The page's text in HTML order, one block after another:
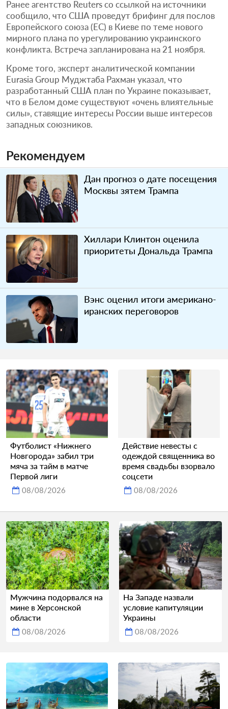
Ранее агентство Reuters со ссылкой на источники
сообщило, что США проведут брифинг для послов
Европейского союза (ЕС) в Киеве по теме нового
мирного плана по урегулированию украинского
конфликта. Встреча запланирована на 21 ноября.
Кроме того, эксперт аналитической компании
Eurasia Group Муджтаба Рахман указал, что
разработанный США план по Украине показывает,
что в Белом доме существуют «очень влиятельные
силы», ставящие интересы России выше интересов
западных союзников.
Рекомендуем
Дан прогноз о дате посещения
Москвы зятем Трампа
Хиллари Клинтон оценила
приоритеты Дональда Трампа
Вэнс оценил итоги американо-
иранских переговоров
Футболист «Нижнего
Новгорода» забил три
мяча за тайм в матче
Первой лиги
08/08/2026
Действие невесты с
одеждой священника во
время свадьбы взорвало
соцсети
08/08/2026
Мужчина подорвался на
мине в Херсонской
области
08/08/2026
На Западе назвали
условие капитуляции
Украины
08/08/2026